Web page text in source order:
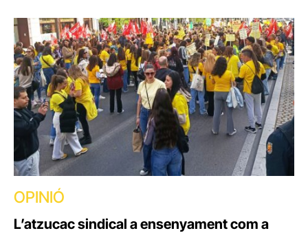
OPINIÓ
L’atzucac sindical a ensenyament com a